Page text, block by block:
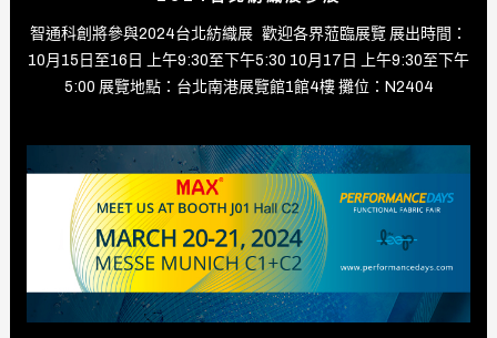
智通科創將參與2024台北紡織展 歡迎各界蒞臨展覽 展出時間：
10月15日至16日 上午9:30至下午5:30 10月17日 上午9:30至下午
5:00 展覽地點：台北南港展覽館1館4樓 攤位：N2404